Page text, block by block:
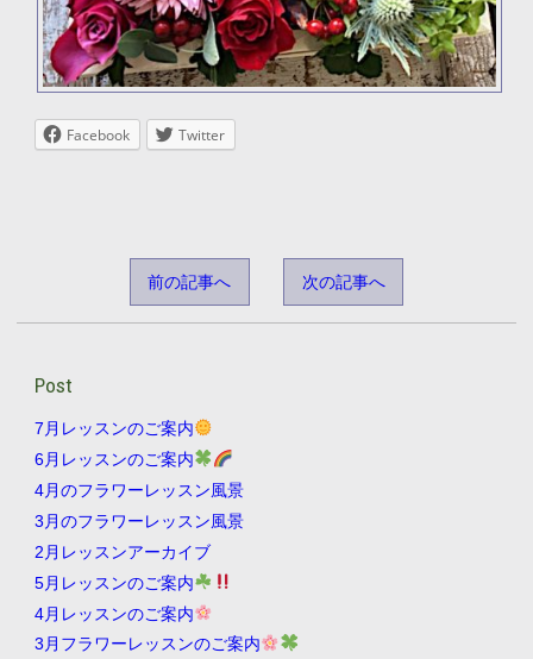
Facebook Twitter
前の記事へ 次の記事へ
Post
7月レッスンのご案内
6月レッスンのご案内
4月のフラワーレッスン風景
3月のフラワーレッスン風景
2月レッスンアーカイブ
5月レッスンのご案内
4月レッスンのご案内
3月フラワーレッスンのご案内